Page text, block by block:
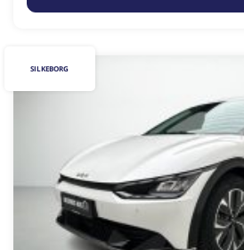
SILKEBORG